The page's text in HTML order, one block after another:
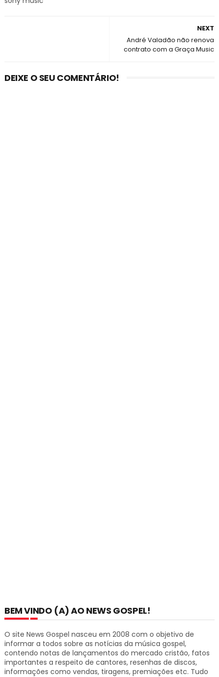
NEXT
André Valadão não renova
contrato com a Graça Music
DEIXE O SEU COMENTÁRIO!
BEM VINDO (A) AO NEWS GOSPEL!
O site News Gospel nasceu em 2008 com o objetivo de
informar a todos sobre as notícias da música gospel,
contendo notas de lançamentos do mercado cristão, fatos
importantes a respeito de cantores, resenhas de discos,
informações como vendas, tiragens, premiações etc. Tudo